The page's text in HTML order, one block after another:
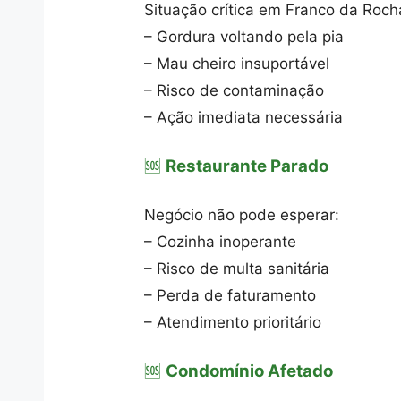
Situação crítica em Franco da
– Gordura voltando pela pia
– Mau cheiro insuportável
– Risco de contaminação
– Ação imediata necessária
🆘 Restaurante Parado
Negócio não pode esperar:
– Cozinha inoperante
– Risco de multa sanitária
– Perda de faturamento
– Atendimento prioritário
🆘 Condomínio Afetado